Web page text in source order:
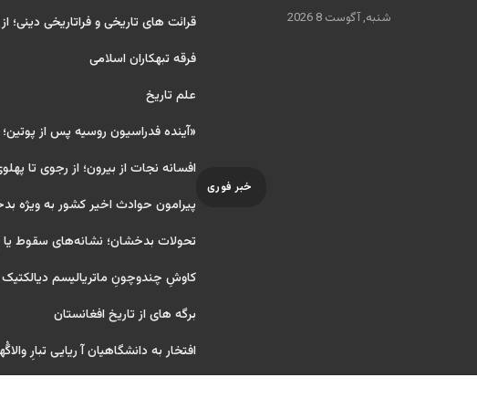
شنبه, آگوست 8 2026
خبر فوری
قرائت های تاریخی و فراتاریخی دینی؛
فرقه تبهکاران اسلامی
علم تاریخ
«آینده فدراسیون روسیه پس از
افسانه نجات از بیرون؛ از رجوی تا
پیرامون حوادث اخیر کشور به ویژه
تحولات بدخشان؛ نشانه‌های سقوط یا
کاوشِ چندو‌چونِ ماتریالیسم دیالکتیک
برگه های از تاریخ افغانستان
افتخار به دانشگاهیان آ ریایی تبارِ